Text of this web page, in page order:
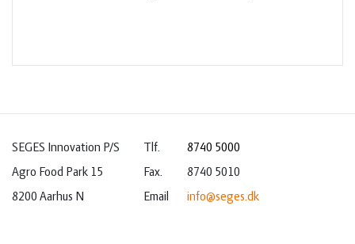
SEGES Innovation P/S
Agro Food Park 15
8200 Aarhus N
Tlf.
8740 5000
Fax.
8740 5010
Email
info@seges.dk